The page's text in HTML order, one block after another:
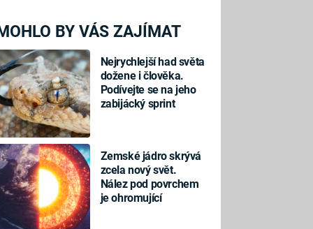
BY VÁS ZAJÍMAT
Nejrychlejší had světa
dožene i člověka.
Podívejte se na jeho
zabijácký sprint
Zemské jádro skrývá
zcela nový svět.
Nález pod povrchem
je ohromující